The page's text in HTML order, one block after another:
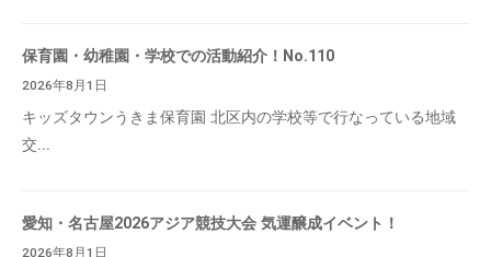
保育園・幼稚園・学校での活動紹介！No.110
2026年8月1日
キッズタウンうきま保育園 北区内の学校等で行なっている地域
交...
愛知・名古屋2026アジア競技大会 気運醸成イベント！
2026年8月1日